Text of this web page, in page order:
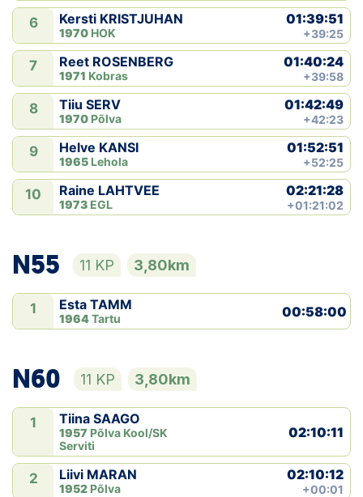
6 Kersti KRISTJUHAN
1970 HOK
01:39:51
+39:25
7 Reet ROSENBERG
1971 Kobras
01:40:24
+39:58
8 Tiiu SERV
1970 Põlva
01:42:49
+42:23
9 Helve KANSI
1965 Lehola
01:52:51
+52:25
10 Raine LAHTVEE
1973 EGL
02:21:28
+01:21:02
N55 11 KP 3,80km
1 Esta TAMM
1964Tartu 00:58:00
N60 11 KP 3,80km
1 Tiina SAAGO
1957 Põlva Kool/SK
Serviti
02:10:11
2 Liivi MARAN
1952 Põlva
02:10:12
+00:01